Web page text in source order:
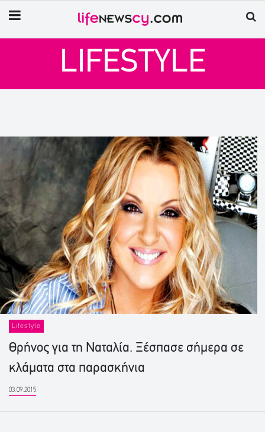
LIFESTYLE
Lifestyle
Θρήνος για τη Ναταλία. Ξέσπασε σήμερα σε
κλάματα στα παρασκήνια
03.09.2015